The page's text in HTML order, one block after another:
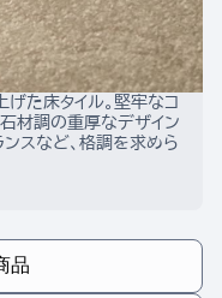
た床タイル。堅牢なコ
材調の重厚なデザイン
スなど、格調を求めら
品